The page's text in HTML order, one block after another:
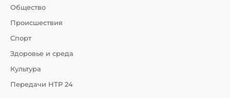
Общество
Происшествия
Спорт
Здоровье и среда
Культура
Передачи НТР 24